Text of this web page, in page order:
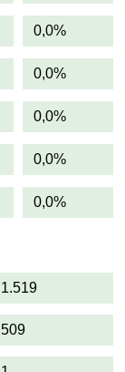
0,0%
0,0%
0,0%
0,0%
0,0%
1.519
509